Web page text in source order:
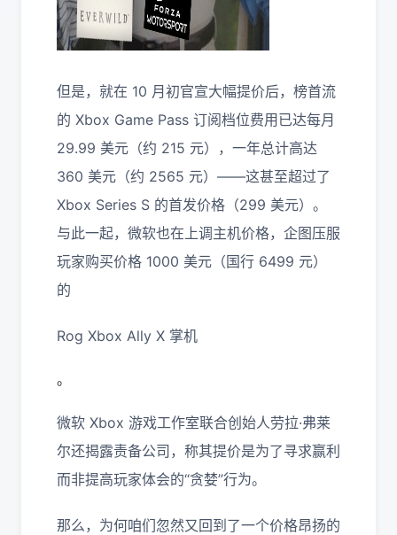
但是，就在 10 月初官宣大幅提价后，榜首流
的 Xbox Game Pass 订阅档位费用已达每月
29.99 美元（约 215 元），一年总计高达
360 美元（约 2565 元）——这甚至超过了
Xbox Series S 的首发价格（299 美元）。
与此一起，微软也在上调主机价格，企图压服
玩家购买价格 1000 美元（国行 6499 元）
的
Rog Xbox Ally X 掌机
。
微软 Xbox 游戏工作室联合创始人劳拉·弗莱
尔还揭露责备公司，称其提价是为了寻求赢利
而非提高玩家体会的“贪婪”行为。
那么，为何咱们忽然又回到了一个价格昂扬的